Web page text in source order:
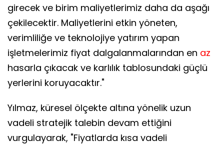
girecek ve birim maliyetlerimiz daha da aşağı
çekilecektir. Maliyetlerini etkin yöneten,
verimliliğe ve teknolojiye yatırım yapan
işletmelerimiz fiyat dalgalanmalarından en az
hasarla çıkacak ve karlılık tablosundaki güçlü
yerlerini koruyacaktır."
Yılmaz, küresel ölçekte altına yönelik uzun
vadeli stratejik talebin devam ettiğini
vurgulayarak, "Fiyatlarda kısa vadeli